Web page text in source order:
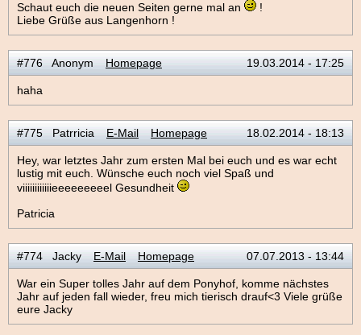
Schaut euch die neuen Seiten gerne mal an
!
Liebe Grüße aus Langenhorn !
#776 Anonym Homepage 19.03.2014 - 17:25
haha
#775 Patrricia E-Mail Homepage 18.02.2014 - 18:13
Hey, war letztes Jahr zum ersten Mal bei euch und es war echt
lustig mit euch. Wünsche euch noch viel Spaß und
viiiiiiiiiiiieeeeeeeeel Gesundheit
Patricia
#774 Jacky E-Mail Homepage 07.07.2013 - 13:44
War ein Super tolles Jahr auf dem Ponyhof, komme nächstes
Jahr auf jeden fall wieder, freu mich tierisch drauf<3 Viele grüße
eure Jacky